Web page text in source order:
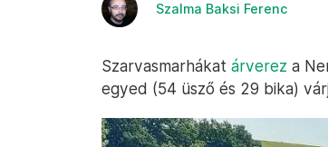
Szalma Baksi Ferenc
Szarvasmarhákat árverez a
egyed (54 üsző és 29 bika)